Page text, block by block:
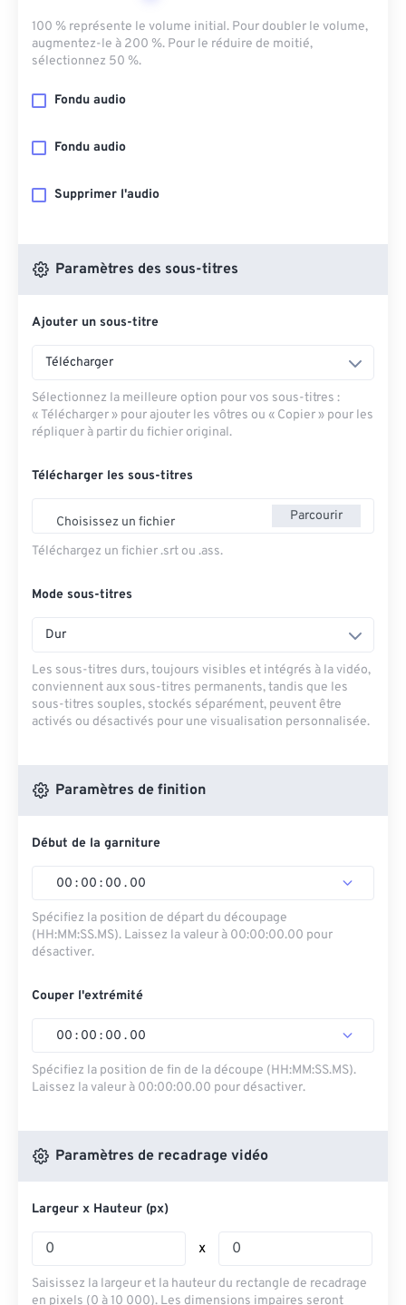
100 % représente le volume initial. Pour doubler le volume,
augmentez-le à 200 %. Pour le réduire de moitié,
sélectionnez 50 %.
Fondu audio
Fondu audio
Supprimer l'audio
Paramètres des sous-titres
Ajouter un sous-titre
Télécharger
Sélectionnez la meilleure option pour vos sous-titres :
« Télécharger » pour ajouter les vôtres ou « Copier » pour les
répliquer à partir du fichier original.
Télécharger les sous-titres
Choisissez un fichier Parcourir
Téléchargez un fichier .srt ou .ass.
Mode sous-titres
Dur
Les sous-titres durs, toujours visibles et intégrés à la vidéo,
conviennent aux sous-titres permanents, tandis que les
sous-titres souples, stockés séparément, peuvent être
activés ou désactivés pour une visualisation personnalisée.
Paramètres de finition
Début de la garniture
00 : 00 : 00 . 00
Spécifiez la position de départ du découpage
(HH:MM:SS.MS). Laissez la valeur à 00:00:00.00 pour
désactiver.
Couper l'extrémité
00 : 00 : 00 . 00
Spécifiez la position de fin de la découpe (HH:MM:SS.MS).
Laissez la valeur à 00:00:00.00 pour désactiver.
Paramètres de recadrage vidéo
Largeur x Hauteur (px)
x
Saisissez la largeur et la hauteur du rectangle de recadrage
en pixels (0 à 10 000). Les dimensions impaires seront